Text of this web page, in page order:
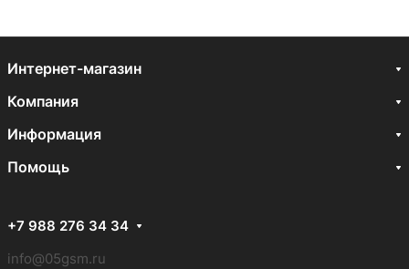
Интернет-магазин
Компания
Информация
Помощь
+7 988 276 34 34
info@05gsm.ru